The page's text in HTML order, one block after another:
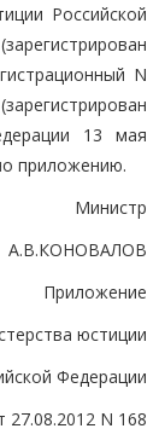
Российской
(зарегистрирован
N
13 мая
приложению.
Министр
А.В.КОНОВАЛОВ
Приложение
юстиции
Федерации
27.08.2012 N 168